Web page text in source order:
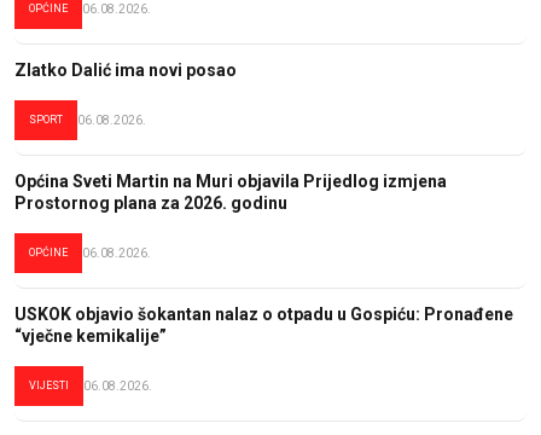
OPĆINE 06.08.2026.
Zlatko Dalić ima novi posao
SPORT 06.08.2026.
Općina Sveti Martin na Muri objavila Prijedlog izmjena
Prostornog plana za 2026. godinu
OPĆINE 06.08.2026.
USKOK objavio šokantan nalaz o otpadu u Gospiću: Pronađene
“vječne kemikalije”
VIJESTI 06.08.2026.